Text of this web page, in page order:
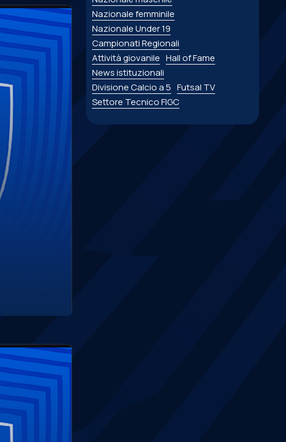
Nazionale femminile
Nazionale Under 19
Campionati Regionali
Attività giovanile Hall of Fame
News istituzionali
Divisione Calcio a 5 Futsal TV
Settore Tecnico FIGC